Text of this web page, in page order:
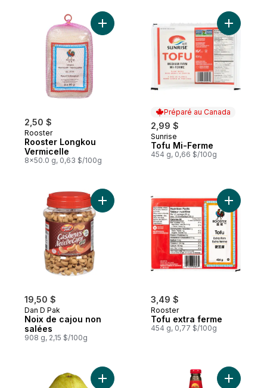
2,50 $
Rooster
Rooster Longkou
Vermicelle
8x50.0 g, 0,63 $/100g
Ajouter Rooster Longkou Vermicelle au
Préparé au Canada
2,99 $
Préparé au Canada
Sunrise
Tofu Mi-Ferme
454 g, 0,66 $/100g
Ajouter
19,50 $
Dan D Pak
Noix de cajou non
salées
908 g, 2,15 $/100g
Ajouter Noix de cajou non salées au
3,49 $
Rooster
Tofu extra ferme
454 g, 0,77 $/100g
Ajouter
Ajouter Goyave au panier Ajouter